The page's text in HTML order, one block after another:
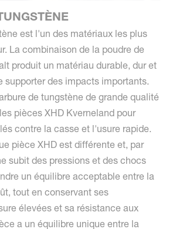
est l'un des matériaux les plus
La combinaison de la poudre de
produit un matériau durable, dur et
supporter des impacts importants.
de tungstène de grande qualité
pièces XHD Kverneland pour
contre la casse et l'usure rapide.
pièce XHD est différente et, par
subit des pressions et des chocs
un équilibre acceptable entre la
tout en conservant ses
élevées et sa résistance aux
a un équilibre unique entre la